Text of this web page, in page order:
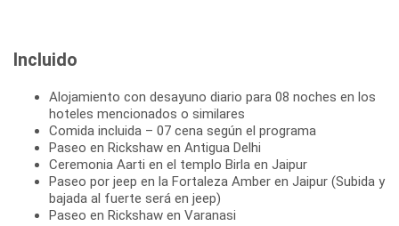
Incluido
Alojamiento con desayuno diario para 08 noches en los
hoteles mencionados o similares
Comida incluida – 07 cena según el programa
Paseo en Rickshaw en Antigua Delhi
Ceremonia Aarti en el templo Birla en Jaipur
Paseo por jeep en la Fortaleza Amber en Jaipur (Subida y
bajada al fuerte será en jeep)
Paseo en Rickshaw en Varanasi